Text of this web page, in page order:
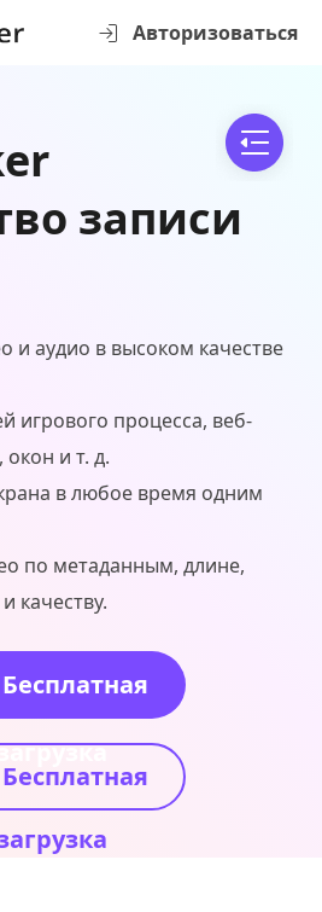
Авторизоваться
записи
и аудио в высоком качестве
игрового процесса, веб-
и т. д.
в любое время одним
по метаданным, длине,
качеству.
Бесплатная
Бесплатная